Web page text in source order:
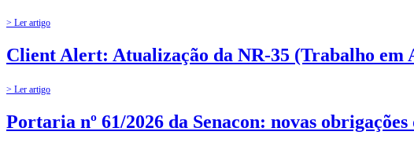
> Ler artigo
Client Alert: Atualização da NR-35 (Trabalho em
> Ler artigo
Portaria nº 61/2026 da Senacon: novas